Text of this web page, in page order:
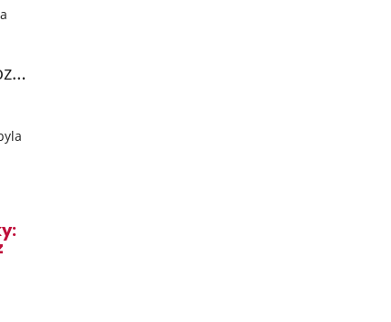
GRAFIX Malování s kamínky mozaika diamantový obrázek 3 druhy